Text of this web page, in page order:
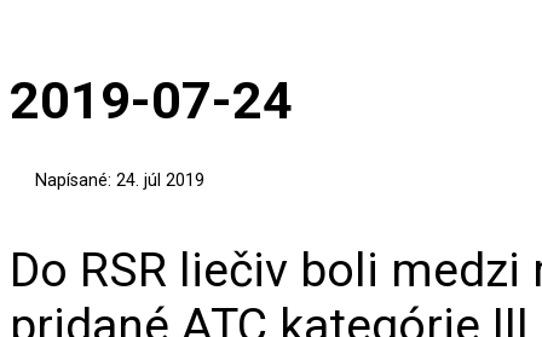
2019-07-24
Napísané: 24. júl 2019
Do RSR liečiv boli